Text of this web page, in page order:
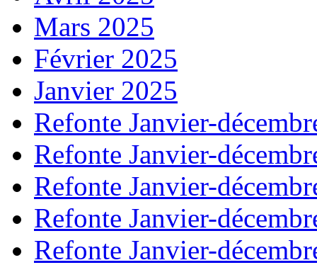
Mars 2025
Février 2025
Janvier 2025
Refonte Janvier-
Refonte Janvier-
Refonte Janvier-
Refonte Janvier-
Refonte Janvier-